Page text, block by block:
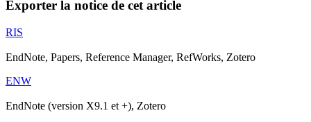
Exporter la notice de cet article
RIS
EndNote, Papers, Reference Manager, RefWorks, Zotero
ENW
EndNote (version X9.1 et +), Zotero